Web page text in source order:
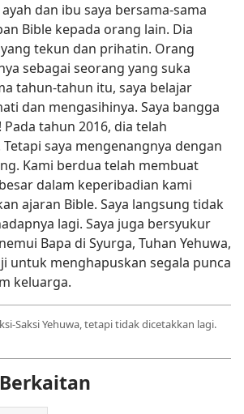
dan ibu saya bersama-sama
Bible kepada orang lain. Dia
tekun dan prihatin. Orang
sebagai seorang yang suka
tahun-tahun itu, saya belajar
dan mengasihinya. Saya bangga
tahun 2016, dia telah
saya mengenangnya dengan
Kami berdua telah membuat
dalam keperibadian kami
ajaran Bible. Saya langsung tidak
lagi. Saya juga bersyukur
Bapa di Syurga, Tuhan Yehuwa,
untuk menghapuskan segala punca
keluarga.
Saksi Yehuwa, tetapi tidak dicetakkan lagi.